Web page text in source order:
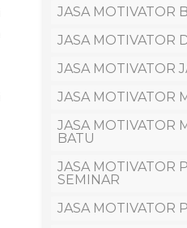
JASA MOTIVATOR
JASA MOTIVATOR
JASA MOTIVATOR
JASA MOTIVATOR
JASA MOTIVATOR
BATU
JASA MOTIVATOR
SEMINAR
JASA MOTIVATOR